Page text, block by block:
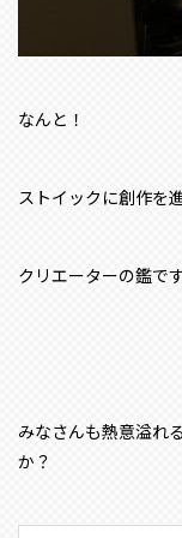
なんと！
ストイックに創作を
クリエーターの鑑です
みなさんも熱意溢れ
か？